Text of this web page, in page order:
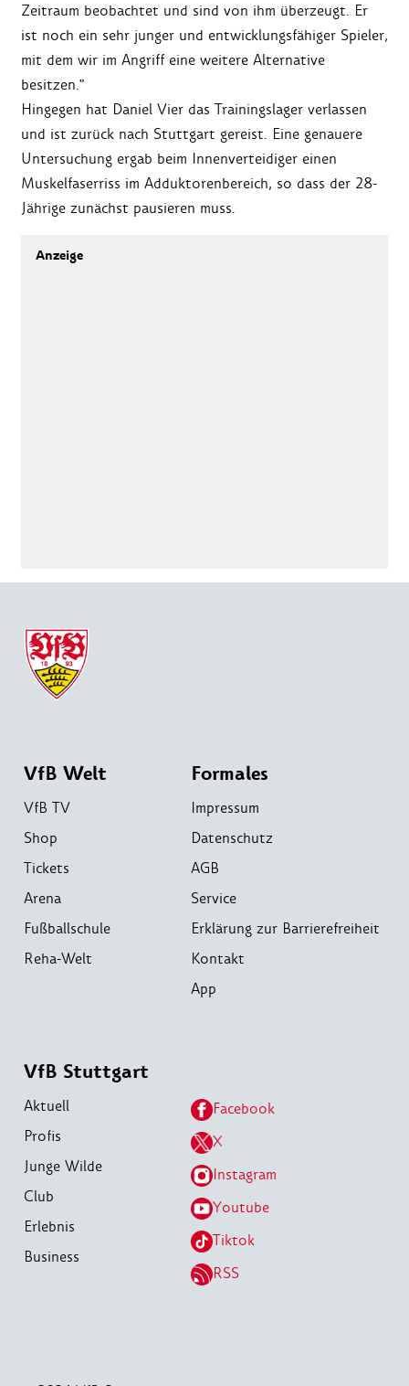
Zeitraum beobachtet und sind von ihm überzeugt. Er
ist noch ein sehr junger und entwicklungsfähiger Spieler,
mit dem wir im Angriff eine weitere Alternative
besitzen."
Hingegen hat Daniel Vier das Trainingslager verlassen
und ist zurück nach Stuttgart gereist. Eine genauere
Untersuchung ergab beim Innenverteidiger einen
Muskelfaserriss im Adduktorenbereich, so dass der 28-
Jährige zunächst pausieren muss.
VfB Welt
VfB TV
Shop
Tickets
Arena
Fußballschule
Reha-Welt
Formales
Impressum
Datenschutz
AGB
Service
Erklärung zur Barrierefreiheit
Kontakt
App
VfB Stuttgart
Aktuell
Profis
Junge Wilde
Club
Erlebnis
Business
Facebook
X
Instagram
Youtube
Tiktok
RSS